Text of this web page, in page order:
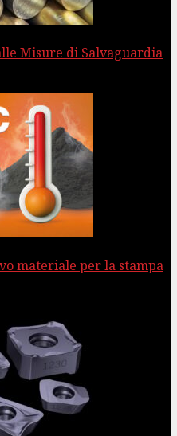
Misure di Salvaguardia
materiale per la stampa